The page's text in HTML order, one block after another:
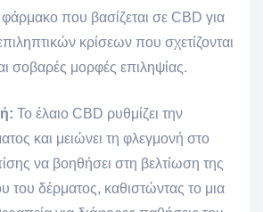
φάρμακο που βασίζεται σε CBD για
κρίσεων που σχετίζονται
σοβαρές μορφές επιληψίας.
Το έλαιο CBD ρυθμίζει την
και μειώνει τη φλεγμονή στο
να βοηθήσει στη βελτίωση της
του δέρματος, καθιστώντας το μια